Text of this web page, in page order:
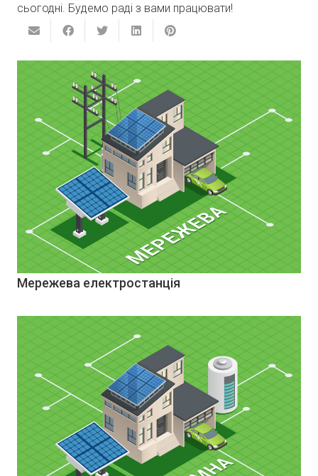
сьогодні. Будемо раді з вами працювати!
Мережева електростанція